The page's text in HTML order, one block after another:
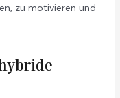
zu motivieren und